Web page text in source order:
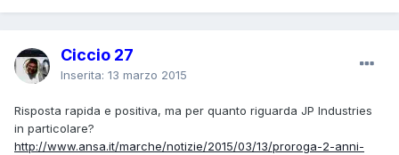
Ciccio 27
Inserita: 13 marzo 2015
Risposta rapida e positiva, ma per quanto riguarda JP Industries
in particolare?
http://www.ansa.it/marche/notizie/2015/03/13/proroga-2-anni-